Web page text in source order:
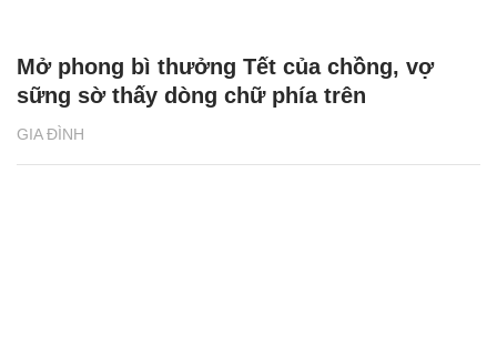
GIA ĐÌNH
Mở phong bì thưởng Tết của chồng, vợ
sững sờ thấy dòng chữ phía trên